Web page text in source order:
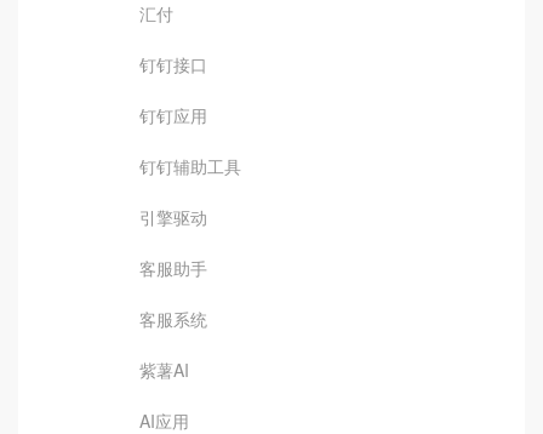
汇付
钉钉接口
钉钉应用
钉钉辅助工具
引擎驱动
客服助手
客服系统
紫薯AI
AI应用